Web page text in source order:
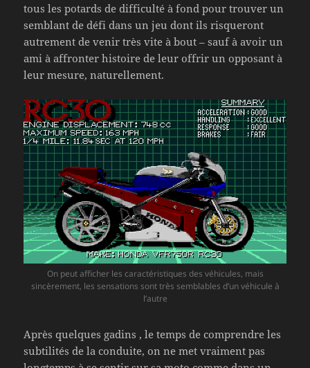
tous les potards de difficulté à fond pour trouver un
semblant de défi dans un jeu dont ils risqueront
autrement de venir très vite à bout – sauf à avoir un
ami à affronter histoire de leur offrir un opposant à
leur mesure, naturellement.
On peut afficher les caractéristiques des véhicules, mais
sincèrement, les sensations sont très semblables d’un véhicule à
l’autre
Après quelques gadins , le temps de comprendre les
subtilités de la conduite, on ne met vraiment pas